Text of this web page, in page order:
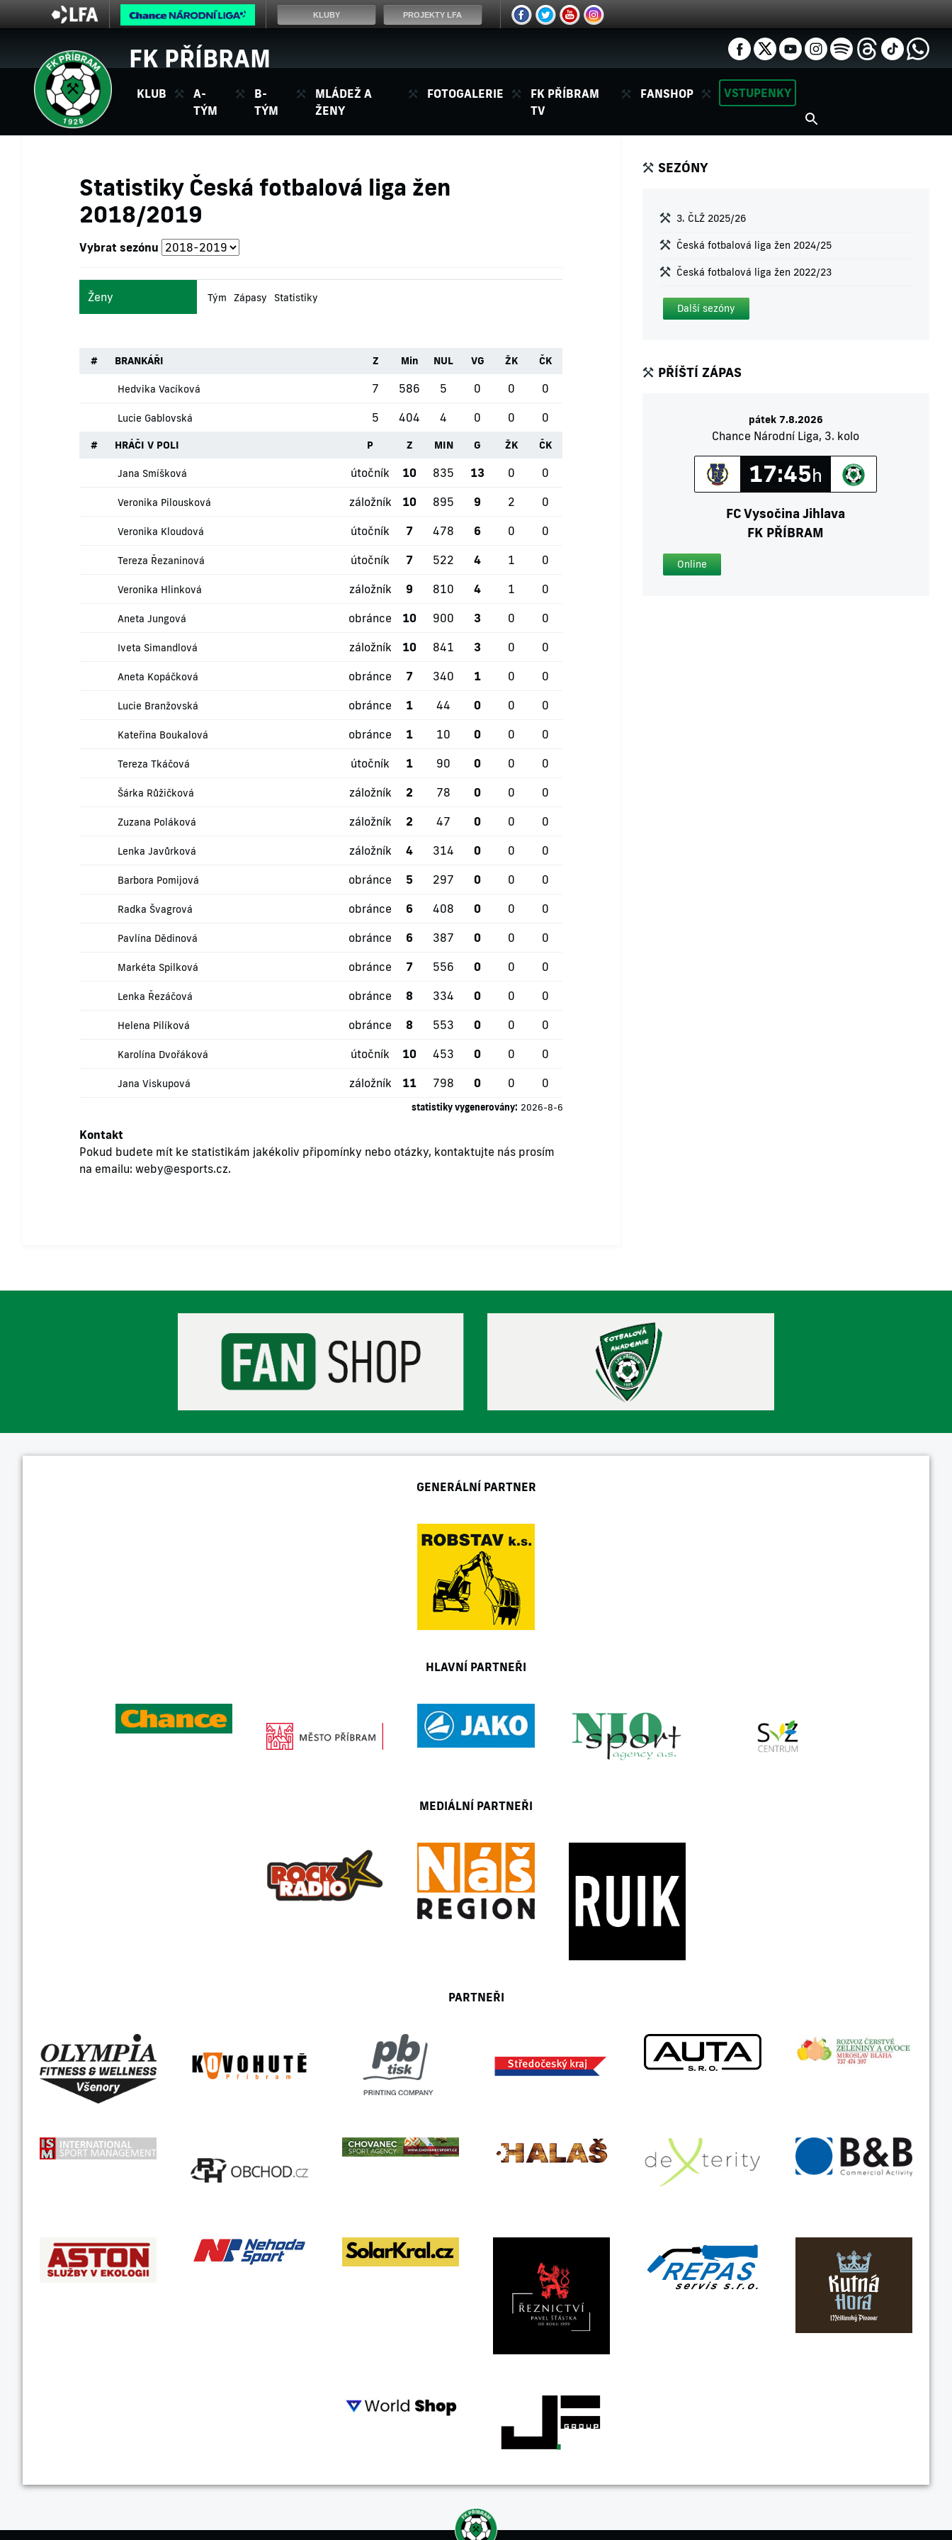
FK PŘÍBRAM
KLUB
A-
TÝM
B-
TÝM
MLÁDEŽ A
ŽENY
FOTOGALERIE
FK PŘÍBRAM
TV
FANSHOP VSTUPENKY
Statistiky Česká fotbalová liga žen
2018/2019
Vybrat sezónu
Ženy Tým Zápasy Statistiky
# BRANKÁŘI Z Min NUL VG ŽK ČK
Hedvika Vacíková 7 586 5 0 0 0
Lucie Gablovská 5 404 4 0 0 0
# HRÁČI V POLI P Z MIN G ŽK ČK
Jana Smíšková útočník 10 835 13 0 0
Veronika Pilousková záložník 10 895 9 2 0
Veronika Kloudová útočník 7 478 6 0 0
Tereza Řezaninová útočník 7 522 4 1 0
Veronika Hlinková záložník 9 810 4 1 0
Aneta Jungová obránce 10 900 3 0 0
Iveta Simandlová záložník 10 841 3 0 0
Aneta Kopáčková obránce 7 340 1 0 0
Lucie Branžovská obránce 1 44 0 0 0
Kateřina Boukalová obránce 1 10 0 0 0
Tereza Tkáčová útočník 1 90 0 0 0
Šárka Růžičková záložník 2 78 0 0 0
Zuzana Poláková záložník 2 47 0 0 0
Lenka Javůrková záložník 4 314 0 0 0
Barbora Pomijová obránce 5 297 0 0 0
Radka Švagrová obránce 6 408 0 0 0
Pavlína Dědinová obránce 6 387 0 0 0
Markéta Spilková obránce 7 556 0 0 0
Lenka Řezáčová obránce 8 334 0 0 0
Helena Pilíková obránce 8 553 0 0 0
Karolína Dvořáková útočník 10 453 0 0 0
Jana Viskupová záložník 11 798 0 0 0
statistiky vygenerovány: 2026-8-6
Kontakt
Pokud budete mít ke statistikám jakékoliv připomínky nebo otázky, kontaktujte nás prosím
na emailu: weby@esports.cz.
SEZÓNY
3. ČLŽ 2025/26
Česká fotbalová liga žen 2024/25
Česká fotbalová liga žen 2022/23
Další sezóny
PŘÍŠTÍ ZÁPAS
pátek 7.8.2026
Chance Národní Liga, 3. kolo
17:45h
FC Vysočina Jihlava
FK PŘÍBRAM
Online
GENERÁLNÍ PARTNER
HLAVNÍ PARTNEŘI
MEDIÁLNÍ PARTNEŘI
PARTNEŘI
KLUBY PROJEKTY LFA